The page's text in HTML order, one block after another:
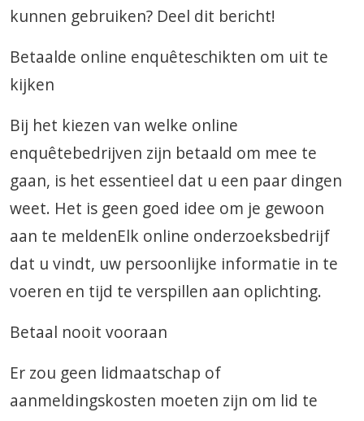
kunnen gebruiken? Deel dit bericht!
Betaalde online enquêteschikten om uit te
kijken
Bij het kiezen van welke online
enquêtebedrijven zijn betaald om mee te
gaan, is het essentieel dat u een paar dingen
weet. Het is geen goed idee om je gewoon
aan te meldenElk online onderzoeksbedrijf
dat u vindt, uw persoonlijke informatie in te
voeren en tijd te verspillen aan oplichting.
Betaal nooit vooraan
Er zou geen lidmaatschap of
aanmeldingskosten moeten zijn om lid te